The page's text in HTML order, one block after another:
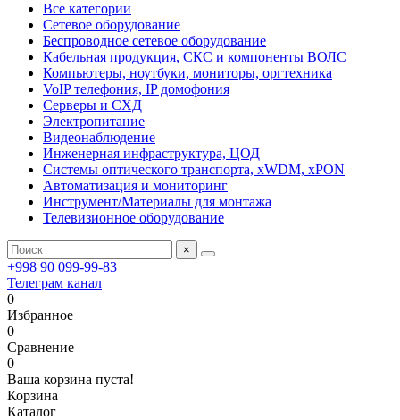
Все категории
Сетевое оборудование
Беспроводное сетевое оборудование
Кабельная продукция, СКС и компоненты ВОЛС
Компьютеры, ноутбуки, мониторы, оргтехника
VoIP телефония, IP домофония
Серверы и СХД
Электропитание
Видеонаблюдение
Инженерная инфраструктура, ЦОД
Системы оптического транспорта, xWDM, xPON
Автоматизация и мониторинг
Инструмент/Материалы для монтажа
Телевизионное оборудование
×
+998 90 099-99-83
Телеграм канал
0
Избранное
0
Сравнение
0
Ваша корзина пуста!
Корзина
Каталог